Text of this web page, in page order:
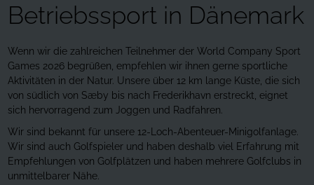
Betriebssport in Dänemark
Wenn wir die zahlreichen Teilnehmer der World Company Sport
Games 2026 begrüßen, empfehlen wir ihnen gerne sportliche
Aktivitäten in der Natur. Unsere über 12 km lange Küste, die sich
von südlich von Sæby bis nach Frederikhavn erstreckt, eignet
sich hervorragend zum Joggen und Radfahren.
Wir sind bekannt für unsere 12-Loch-Abenteuer-Minigolfanlage.
Wir sind auch Golfspieler und haben deshalb viel Erfahrung mit
Empfehlungen von Golfplätzen und haben mehrere Golfclubs in
unmittelbarer Nähe.